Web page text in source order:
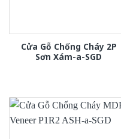
Cửa Gỗ Chống Cháy 2P
Sơn Xám-a-SGD